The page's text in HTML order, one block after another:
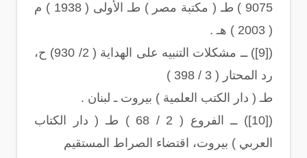
9075 ) طـ ( مكتبة مصر ) طـ الأولى ( 1938 ) م
( 2003 ) هـ .
([9]) ــ مشكلات التنبيه على الهداية ( 2/ 930) ح،
رد المحتار ( 3 / 398 )
طـ ( دار الكتب العلمية ) بيروت ـ لبنان .
([10]) ــ الفروع ( 2 / 68 ) طـ ( دار الكتاب
العربي ) بيروت، اقتضاء الصراط المستقيم